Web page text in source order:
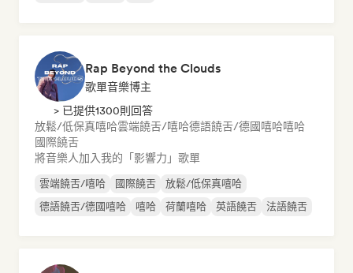
Rap Beyond the Clouds
歌單音樂博主
> 已提供1300則回答
放鬆/低保真嘻哈雲端饒舌/嘻哈德語饒舌/德國嘻哈嘻哈
國際饒舌
將音樂人加入我的「影響力」歌單
雲端饒舌/嘻哈 國際饒舌
放鬆/低保真嘻哈
德語饒舌/德國嘻哈
嘻哈 荷蘭嘻哈 英語饒舌 法語饒舌